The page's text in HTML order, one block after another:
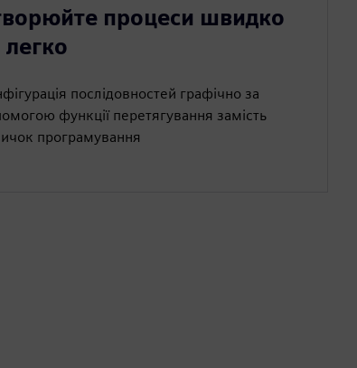
процеси швидко
легко
послідовностей графічно за
функції перетягування замість
програмування